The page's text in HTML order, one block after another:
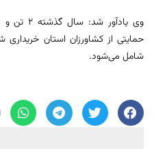
شامل می‌شود.